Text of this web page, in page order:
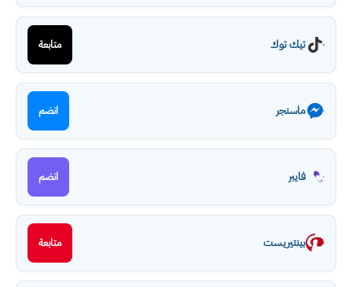
تيك توك متابعة
ماسنجر انضم
فايبر انضم
بينتيريست متابعة